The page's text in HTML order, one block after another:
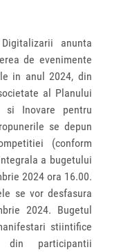
anunta
de evenimente
in anul 2024, din
al Planului
si Inovare pentru
se depun
(conform
a bugetului
2024 ora 16.00.
se vor desfasura
2024. Bugetul
stiintifice
din participantii